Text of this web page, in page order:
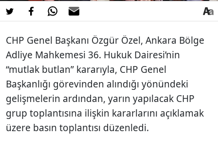
CHP Genel Başkanı Özgür Özel, Ankara Bölge
Adliye Mahkemesi 36. Hukuk Dairesi’nin
“mutlak butlan” kararıyla, CHP Genel
Başkanlığı görevinden alındığı yönündeki
gelişmelerin ardından, yarın yapılacak CHP
grup toplantısına ilişkin kararlarını açıklamak
üzere basın toplantısı düzenledi.